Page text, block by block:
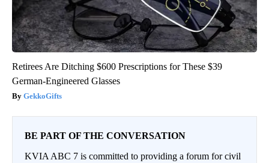
Retirees Are Ditching $600 Prescriptions for These $39
German-Engineered Glasses
GekkoGifts
BE PART OF THE CONVERSATION
KVIA ABC 7 is committed to providing a forum for civil